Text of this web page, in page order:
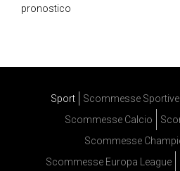
pronostico
Sport Scommesse Sportive
Scommesse Calcio
Scommesse
Scommesse Europa League